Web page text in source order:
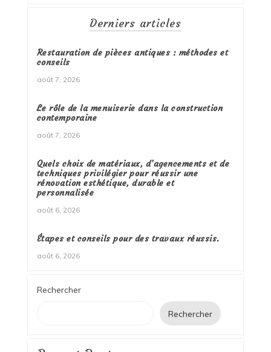
Derniers articles
Restauration de pièces antiques : méthodes et
conseils
août 7, 2026
Le rôle de la menuiserie dans la construction
contemporaine
août 7, 2026
Quels choix de matériaux, d’agencements et de
techniques privilégier pour réussir une
rénovation esthétique, durable et
personnalisée
août 6, 2026
Étapes et conseils pour des travaux réussis.
août 6, 2026
Rechercher
Rechercher